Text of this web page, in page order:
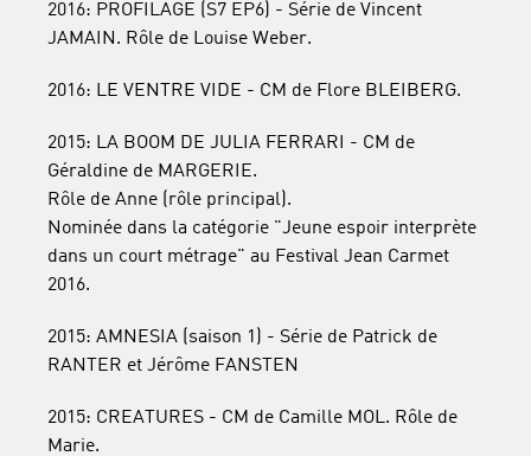
2016: PROFILAGE (S7 EP6) - Série de Vincent
JAMAIN. Rôle de Louise Weber.
2016: LE VENTRE VIDE - CM de Flore BLEIBERG.
2015: LA BOOM DE JULIA FERRARI - CM de
Géraldine de MARGERIE.
Rôle de Anne (rôle principal).
Nominée dans la catégorie "Jeune espoir interprète
dans un court métrage" au Festival Jean Carmet
2016.
2015: AMNESIA (saison 1) - Série de Patrick de
RANTER et Jérôme FANSTEN
2015: CREATURES - CM de Camille MOL. Rôle de
Marie.